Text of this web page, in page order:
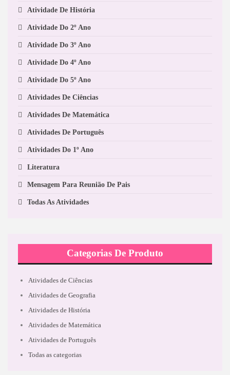
Atividade De História
Atividade Do 2º Ano
Atividade Do 3º Ano
Atividade Do 4º Ano
Atividade Do 5º Ano
Atividades De Ciências
Atividades De Matemática
Atividades De Português
Atividades Do 1º Ano
Literatura
Mensagem Para Reunião De Pais
Todas As Atividades
Categorias De Produto
Atividades de Ciências
Atividades de Geografia
Atividades de História
Atividades de Matemática
Atividades de Português
Todas as categorias